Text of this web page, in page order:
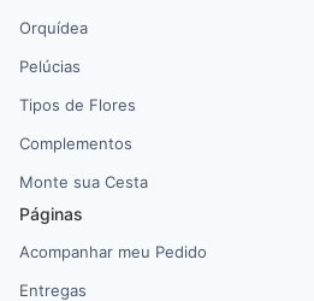
Orquídea
Pelúcias
Tipos de Flores
Complementos
Monte sua Cesta
Páginas
Acompanhar meu Pedido
Entregas